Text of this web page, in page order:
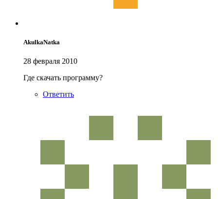
AkulkaNatka
28 февраля 2010
Где скачать программу?
Ответить